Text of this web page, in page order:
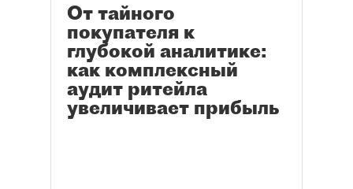
От тайного
покупателя к
глубокой аналитике:
как комплексный
аудит ритейла
увеличивает прибыль